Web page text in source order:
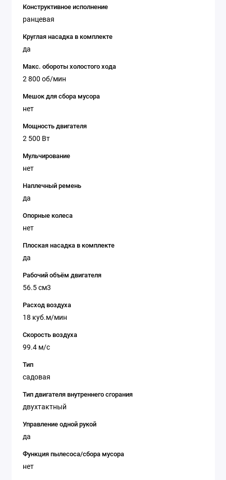
Конструктивное исполнение
ранцевая
Круглая насадка в комплекте
да
Макс. обороты холостого хода
2 800 об/мин
Мешок для сбора мусора
нет
Мощность двигателя
2 500 Вт
Мульчирование
нет
Наплечный ремень
да
Опорные колеса
нет
Плоская насадка в комплекте
да
Рабочий объём двигателя
56.5 см3
Расход воздуха
18 куб.м/мин
Скорость воздуха
99.4 м/с
Тип
садовая
Тип двигателя внутреннего сгорания
двухтактный
Управление одной рукой
да
Функция пылесоса/сбора мусора
нет